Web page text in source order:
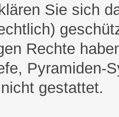
Sie sich
Rechte
Pyramiden-
gestattet.